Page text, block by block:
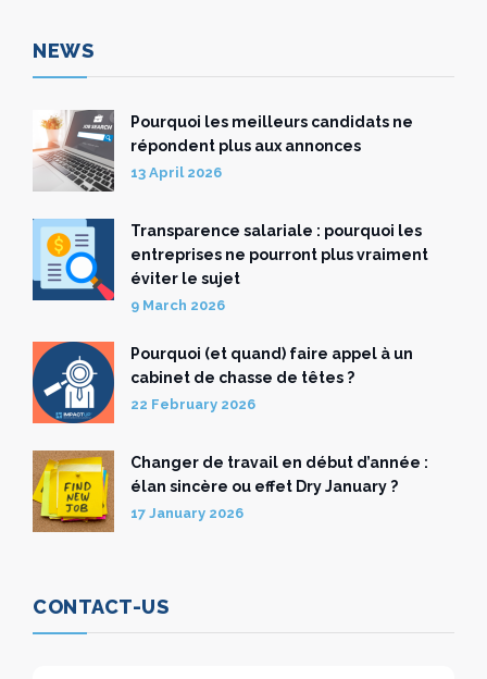
NEWS
Pourquoi les meilleurs candidats ne
répondent plus aux annonces
13 April 2026
Transparence salariale : pourquoi les
entreprises ne pourront plus vraiment
éviter le sujet
9 March 2026
Pourquoi (et quand) faire appel à un
cabinet de chasse de têtes ?
22 February 2026
Changer de travail en début d’année :
élan sincère ou effet Dry January ?
17 January 2026
CONTACT-US